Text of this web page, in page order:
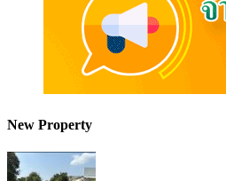
New Property